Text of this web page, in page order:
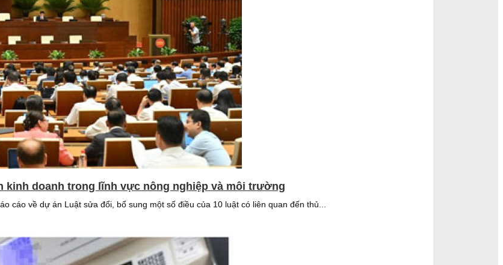
kinh doanh trong lĩnh vực nông nghiệp và môi trường
cáo về dự án Luật sửa đổi, bổ sung một số điều của 10 luật có liên quan đến thủ...